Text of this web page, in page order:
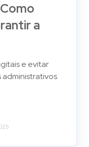
a
e evitar